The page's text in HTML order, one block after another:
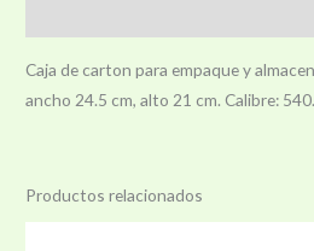
Caja de carton para empaque y
ancho 24.5 cm, alto 21 cm. Calibre: 540.
Productos relacionados